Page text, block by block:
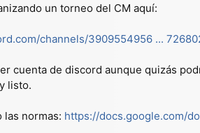
un torneo del CM aquí:
channels/3909554956 ...
cuenta de discord aunque quizás
listo.
las normas: https://docs.google.com/